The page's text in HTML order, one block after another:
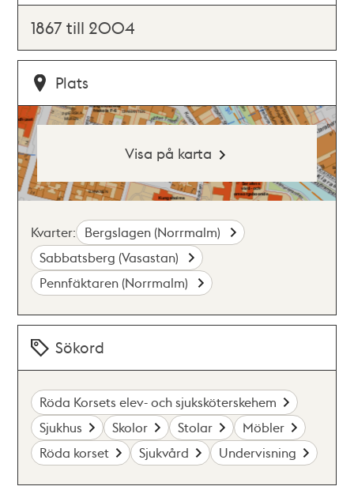
1867 till 2004
Plats
Visa på karta
Kvarter: Bergslagen (Norrmalm)
Sabbatsberg (Vasastan)
Pennfäktaren (Norrmalm)
Sökord
Röda Korsets elev- och sjuksköterskehem
Sjukhus
Skolor Stolar
Möbler
Röda korset
Sjukvård Undervisning